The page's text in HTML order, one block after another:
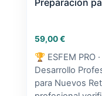
Preparación
59,00€
🏆 ESFEM PRO
Desarrollo
para Nuevos